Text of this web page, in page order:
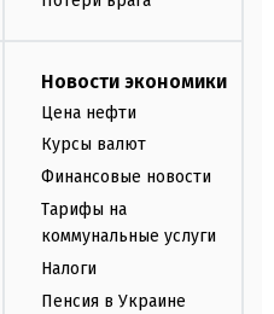
Новости экономики
Цена нефти
Курсы валют
Финансовые новости
Тарифы на
коммунальные услуги
Налоги
Пенсия в Украине